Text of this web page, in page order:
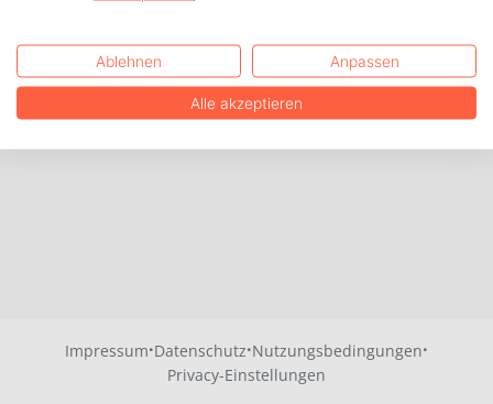
Impressum·Datenschutz·Nutzungsbedingungen·
Privacy-Einstellungen
Ablehnen Anpassen
Alle akzeptieren